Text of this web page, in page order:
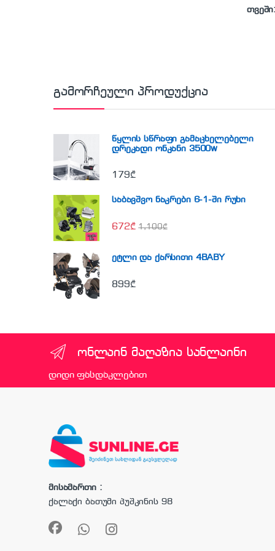
გამორჩეული პროდუქცია
წყლის სწრაფი გამაცხელებელი
დრეკადი ონკანი 3500w
179₾
საბავშვო ნაკრები 6-1-ში რუხი
672₾ 1,100₾
ეტლი და ქარსითი 4BABY
899₾
ონლაინ მაღაზია სანლაინი
დიდი ფასდაკლებით
მისამართი :
ქალაქი ბათუმი პუშკინის 98